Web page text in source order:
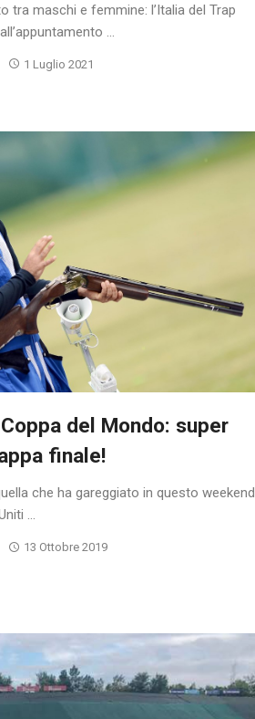
tra maschi e femmine: l’Italia del Trap
...
1 Luglio 2021
del Mondo: super
finale!
che ha gareggiato in questo weekend
...
13 Ottobre 2019